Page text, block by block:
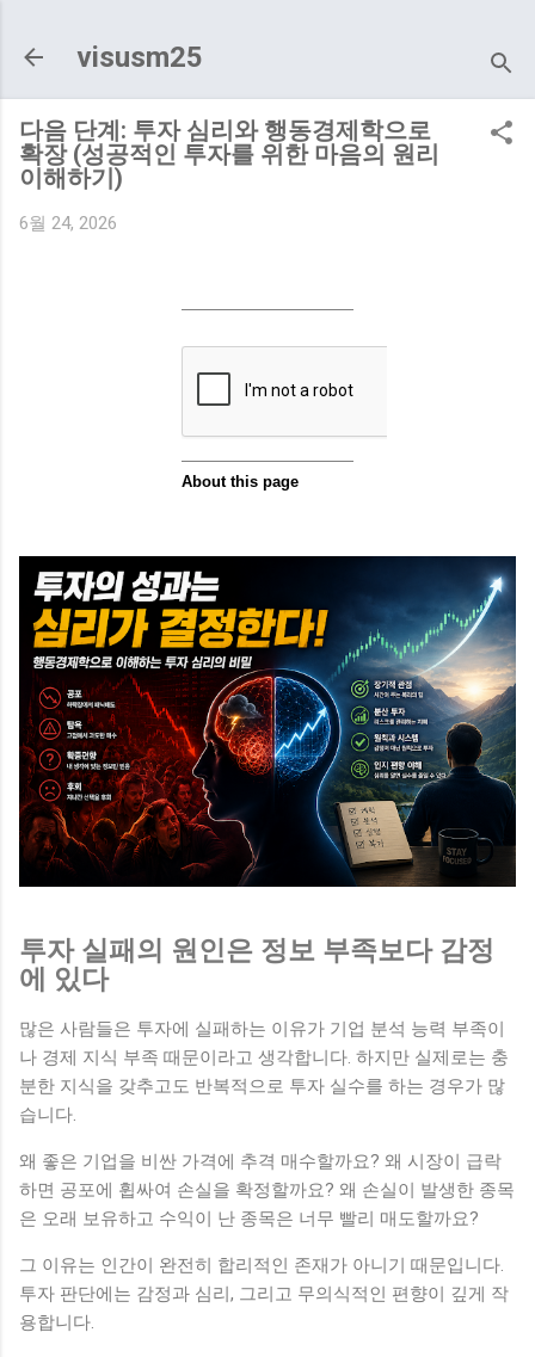
visusm25
다음 단계: 투자 심리와 행동경제학으로
확장 (성공적인 투자를 위한 마음의 원리
이해하기)
6월 24, 2026
투자 실패의 원인은 정보 부족보다 감정
에 있다
많은 사람들은 투자에 실패하는 이유가 기업 분석 능력 부족이
나 경제 지식 부족 때문이라고 생각합니다. 하지만 실제로는 충
분한 지식을 갖추고도 반복적으로 투자 실수를 하는 경우가 많
습니다.
왜 좋은 기업을 비싼 가격에 추격 매수할까요? 왜 시장이 급락
하면 공포에 휩싸여 손실을 확정할까요? 왜 손실이 발생한 종목
은 오래 보유하고 수익이 난 종목은 너무 빨리 매도할까요?
그 이유는 인간이 완전히 합리적인 존재가 아니기 때문입니다.
투자 판단에는 감정과 심리, 그리고 무의식적인 편향이 깊게 작
용합니다.